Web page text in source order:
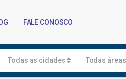
FALE CONOSCO
Todas as cidades Todas áreas